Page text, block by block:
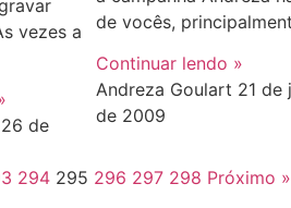
vezes a
26 de
de vocês,
Continuar lendo »
Andreza Goulart 21 de
de 2009
294 295 296 297 298 Próximo »